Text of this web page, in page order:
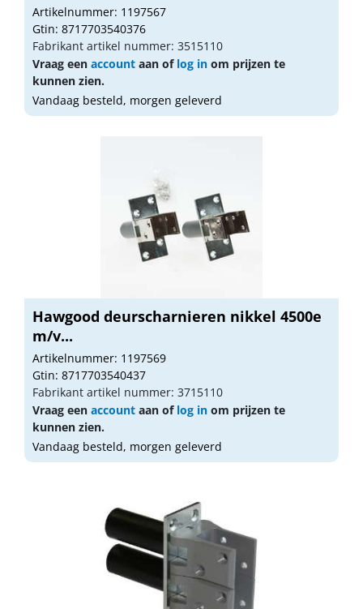
Artikelnummer: 1197567
Gtin: 8717703540376
Fabrikant artikel nummer: 3515110
Vraag een account aan of log in om prijzen te
kunnen zien.
Vandaag besteld, morgen geleverd
Hawgood deurscharnieren nikkel 4500e
m/v...
Artikelnummer: 1197569
Gtin: 8717703540437
Fabrikant artikel nummer: 3715110
Vraag een account aan of log in om prijzen te
kunnen zien.
Vandaag besteld, morgen geleverd